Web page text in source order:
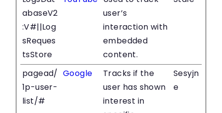
abaseV2
:V#||Log
sReques
tsStore
user’s
interaction with
embedded
content.
pagead/
1p-user-
list/#
Google
Tracks if the
user has shown
interest in
Sesyjn
e